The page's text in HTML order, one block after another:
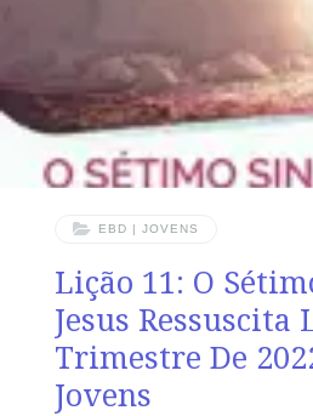
revista funciona como guia de
complementar, mas
EBD | JOVENS
Lição 11: O
Jesus Ressuscita
Trimestre De
Jovens